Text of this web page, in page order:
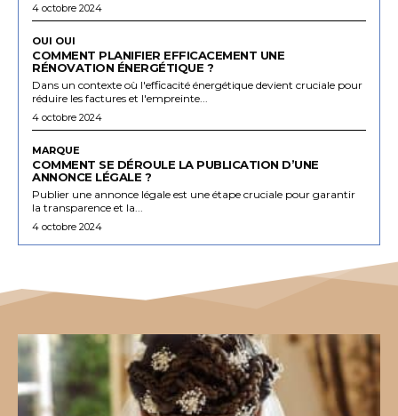
4 octobre 2024
OUI OUI
COMMENT PLANIFIER EFFICACEMENT UNE
RÉNOVATION ÉNERGÉTIQUE ?
Dans un contexte où l'efficacité énergétique devient cruciale pour
réduire les factures et l'empreinte...
4 octobre 2024
MARQUE
COMMENT SE DÉROULE LA PUBLICATION D’UNE
ANNONCE LÉGALE ?
Publier une annonce légale est une étape cruciale pour garantir
la transparence et la...
4 octobre 2024